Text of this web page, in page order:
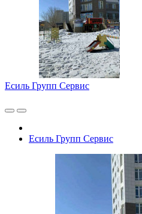
Есиль Групп Сервис
Есиль Групп Сервис